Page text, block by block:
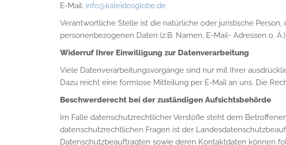
E-Mail: info@kaleidosglobe.de
Verantwortliche Stelle ist die natürliche oder juristische
personenbezogenen Daten (z.B. Namen, E-Mail- Adressen o.
Widerruf Ihrer Einwilligung zur Datenverarbeitung
Viele Datenverarbeitungsvorgänge sind nur mit Ihrer
Dazu reicht eine formlose Mitteilung per E-Mail an uns. Die
Beschwerderecht bei der zuständigen Aufsichtsbehörde
Im Falle datenschutzrechtlicher Verstöße steht dem
datenschutzrechtlichen Fragen ist der
Datenschutzbeauftragten sowie deren Kontaktdaten können